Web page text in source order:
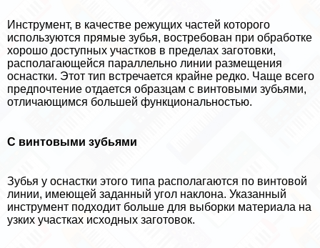
Инструмент, в качестве режущих частей которого
используются прямые зубья, востребован при обработке
хорошо доступных участков в пределах заготовки,
располагающейся параллельно линии размещения
оснастки. Этот тип встречается крайне редко. Чаще всего
предпочтение отдается образцам с винтовыми зубьями,
отличающимся большей функциональностью.
С винтовыми зубьями
Зубья у оснастки этого типа располагаются по винтовой
линии, имеющей заданный угол наклона. Указанный
инструмент подходит больше для выборки материала на
узких участках исходных заготовок.